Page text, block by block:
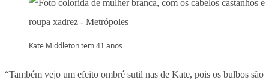
Kate Middleton tem 41 anos
“Também vejo um efeito ombré sutil nas de Kate, pois os bulbos são